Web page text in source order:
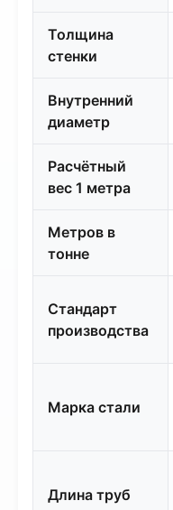
Толщина
стенки
Внутренний
диаметр
Расчётный
вес 1 метра
Метров в
тонне
Стандарт
производства
Марка стали
Длина труб